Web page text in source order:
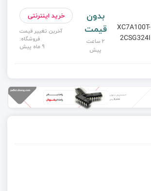
XC7A100T-
2CSG324I
بدون
قیمت
2 ساعت
پیش
خرید اینترنتی
آخرین تغییر قیمت
فروشگاه:
9 ماه پیش